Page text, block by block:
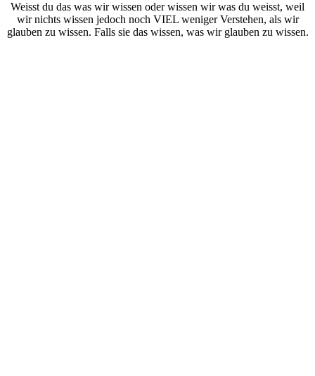
Weisst du das was wir wissen oder wissen wir was du weisst, weil
wir nichts wissen jedoch noch VIEL weniger Verstehen, als wir
glauben zu wissen. Falls sie das wissen, was wir glauben zu wissen.